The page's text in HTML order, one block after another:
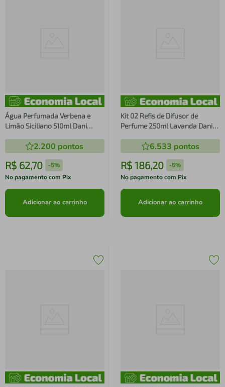
Água Perfumada Verbena e
Limão Siciliano 510ml Dani
2.200 pontos
R$ 62,70 -5%
No pagamento com Pix
Adicionar ao carrinho
Kit 02 Refis de Difusor de
Perfume 250ml Lavanda Dani
6.533 pontos
R$ 186,20 -5%
No pagamento com Pix
Adicionar ao carrinho